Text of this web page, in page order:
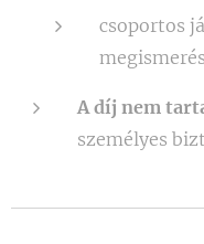
csoportos
A díj nem
személyes